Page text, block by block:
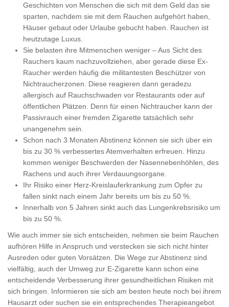
Geschichten von Menschen die sich mit dem Geld das sie
sparten, nachdem sie mit dem Rauchen aufgehört haben,
Häuser gebaut oder Urlaube gebucht haben. Rauchen ist
heutzutage Luxus.
Sie belasten ihre Mitmenschen weniger – Aus Sicht des
Rauchers kaum nachzuvollziehen, aber gerade diese Ex-
Raucher werden häufig die militantesten Beschützer von
Nichtraucherzonen. Diese reagieren dann geradezu
allergisch auf Rauchschwaden vor Restaurants oder auf
öffentlichen Plätzen. Denn für einen Nichtraucher kann der
Passivrauch einer fremden Zigarette tatsächlich sehr
unangenehm sein.
Schon nach 3 Monaten Abstinenz können sie sich über ein
bis zu 30 % verbessertes Atemverhalten erfreuen. Hinzu
kommen weniger Beschwerden der Nasennebenhöhlen, des
Rachens und auch ihrer Verdauungsorgane.
Ihr Risiko einer Herz-Kreislauferkrankung zum Opfer zu
fallen sinkt nach einem Jahr bereits um bis zu 50 %.
Innerhalb von 5 Jahren sinkt auch das Lungenkrebsrisiko um
bis zu 50 %.
Wie auch immer sie sich entscheiden, nehmen sie beim Rauchen
aufhören Hilfe in Anspruch und verstecken sie sich nicht hinter
Ausreden oder guten Vorsätzen. Die Wege zur Abstinenz sind
vielfältig, auch der Umweg zur E-Zigarette kann schon eine
entscheidende Verbesserung ihrer gesundheitlichen Risiken mit
sich bringen. Informieren sie sich am besten heute noch bei ihrem
Hausarzt oder suchen sie ein entsprechendes Therapieangebot